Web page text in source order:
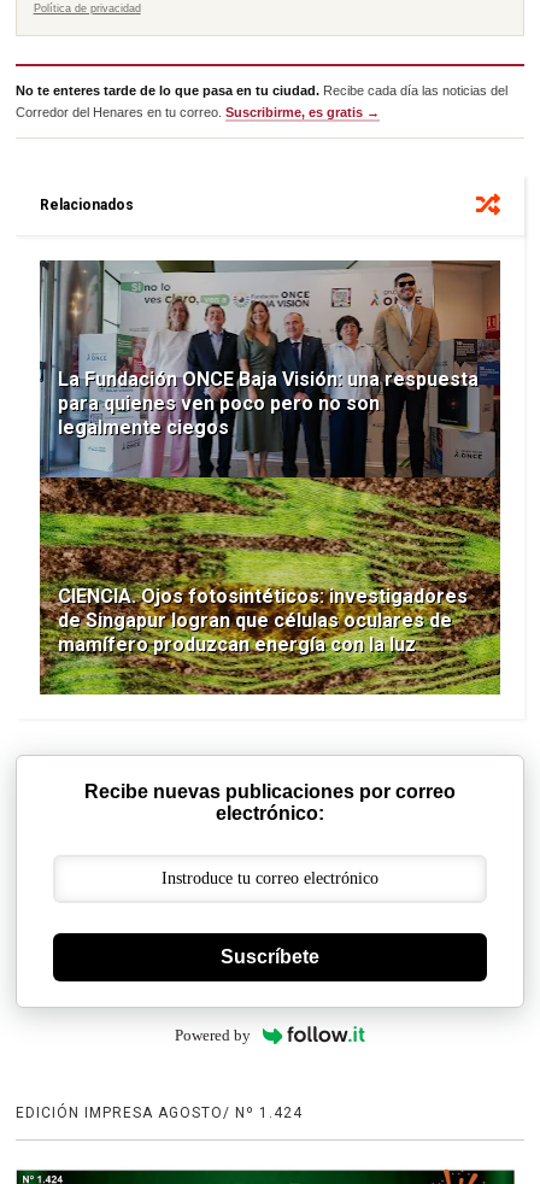
Política de privacidad
No te enteres tarde de lo que pasa en tu ciudad. Recibe cada día las noticias del
Corredor del Henares en tu correo.Suscribirme, es gratis →
Relacionados
La Fundación ONCE Baja Visión: una respuesta
para quienes ven poco pero no son
legalmente ciegos
CIENCIA. Ojos fotosintéticos: investigadores
de Singapur logran que células oculares de
mamífero produzcan energía con la luz
Recibe nuevas publicaciones por correo
electrónico:
Suscríbete
Powered by
EDICIÓN IMPRESA AGOSTO/ Nº 1.424